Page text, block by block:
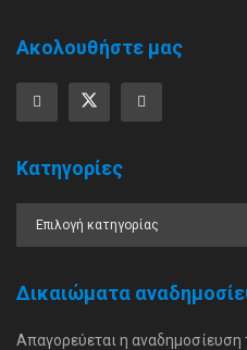
Ακολουθήστε μας
Κατηγορίες
Δικαιώματα
Απαγορεύεται η